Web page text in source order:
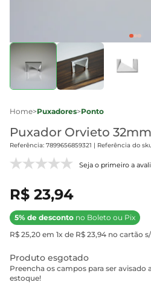
Home>Puxadores>Ponto
Puxador Orvieto
Referência: 7899656859321 | Referência do
Seja o primeiro a
R$ 23,94
5% de desconto no Boleto ou Pix
R$ 25,20 em 1x de R$ 23,94 no cartão
Produto esgotado
Preencha os campos para ser
estoque!